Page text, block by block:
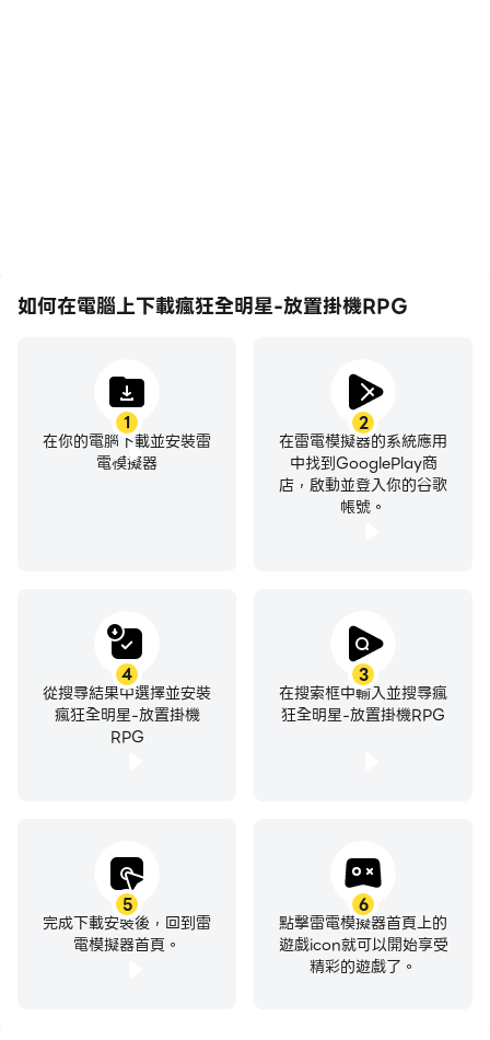
如何在電腦上下載瘋狂全明星-放置掛機RPG
1
在你的電腦下載並安裝雷
電模擬器
2
在雷電模擬器的系統應用
中找到GooglePlay商
店，啟動並登入你的谷歌
帳號。
3
在搜索框中輸入並搜尋瘋
狂全明星-放置掛機RPG
4
從搜尋結果中選擇並安裝
瘋狂全明星-放置掛機
RPG
5
完成下載安裝後，回到雷
電模擬器首頁。
6
點擊雷電模擬器首頁上的
遊戲icon就可以開始享受
精彩的遊戲了。